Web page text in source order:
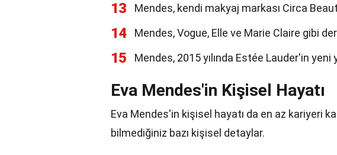
13 Mendes, kendi makyaj markası Circa
14 Mendes, Vogue, Elle ve Marie Claire gibi
15 Mendes, 2015 yılında Estée Lauder'in yeni
Eva Mendes'in Kişisel Hayatı
Eva Mendes'in kişisel hayatı da en az kariyeri
bilmediğiniz bazı kişisel detaylar.